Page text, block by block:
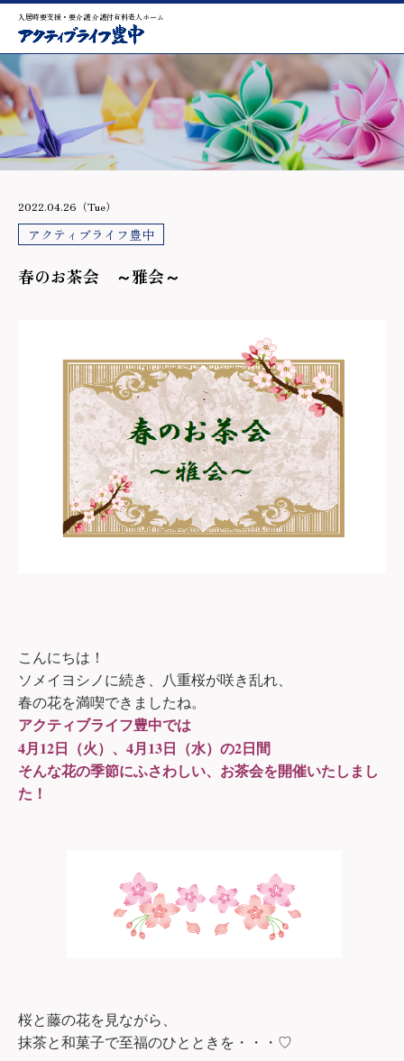
入居時要支援・要介護 介護付有料老人ホーム
2022.04.26（Tue）
アクティブライフ豊中
春のお茶会 ～雅会～
こんにちは！
ソメイヨシノに続き、八重桜が咲き乱れ、
春の花を満喫できましたね。
アクティブライフ豊中では
4月 12 日（火）、 4月 13 日（水）の2 日間
そんな花の季節にふさわしい、お茶会を開催いたしまし
た！
桜と藤の花を見ながら、
抹茶と和菓子で至福のひとときを・・・ ♡